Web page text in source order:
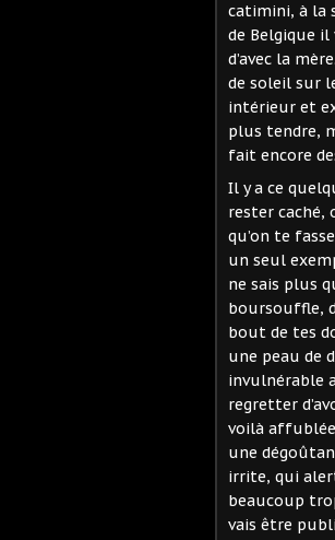
catimini, à la
de Belgique il
d’avec la
de soleil sur
intérieur et
plus tendre,
fait encore
Il y a ce
rester
qu’on te
un seul
ne sais plus
boursouffle,
bout de tes
une peau de
invulnérable
regretter
voilà affublée
une
irrite, qui
beaucoup
vais être